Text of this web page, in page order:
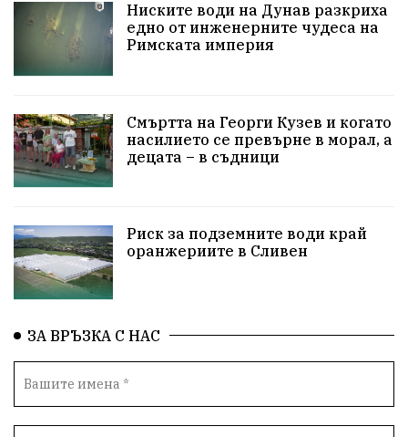
ИкономикаНаСъпротивата УрсулаФонДерЛайен
ПетърПетров
Технологии НародноСъбрание
ПравоваДържава Варна Родителство
ПътнаБезопасност Магнитски Санкции
ОколнаСреда
Общност ИсторическиПарк ВоенноВреме
Космос ВоднаКриза Вода Мир
Ниските води на Дунав разкриха
едно от инженерните чудеса на
Римската империя
Смъртта на Георги Кузев и когато
насилието се превърне в морал, а
децата – в съдници
Риск за подземните води край
оранжериите в Сливен
ЗА ВРЪЗКА С НАС